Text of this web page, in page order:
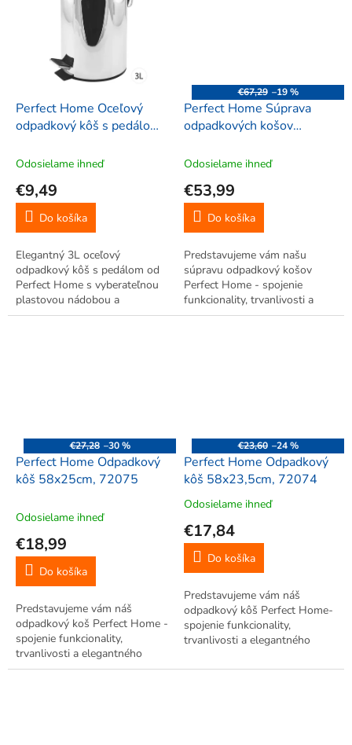
Perfect Home Oceľový
odpadkový kôš s pedálom
Odosielame ihneď
€9,49
Do košíka
Elegantný 3L oceľový
odpadkový kôš s pedálom od
Perfect Home s vyberateľnou
plastovou nádobou a
praktickým uchom. Hygienické
€67,29 –19 %
Perfect Home Súprava
odpadkových košov
33000
Odosielame ihneď
€53,99
Do košíka
Predstavujeme vám našu
súpravu odpadkový košov
Perfect Home - spojenie
funkcionality, trvanlivosti a
elegantného dizajnu.
€27,28 –30 %
Perfect Home Odpadkový
kôš 58x25cm, 72075
Odosielame ihneď
€18,99
Do košíka
Predstavujeme vám náš
odpadkový koš Perfect Home -
spojenie funkcionality,
trvanlivosti a elegantného
dizajnu.
€23,60 –24 %
Perfect Home Odpadkový
kôš 58x23,5cm, 72074
Priemerné
hodnotenie
produktu
5,0
5
hviezdičiek.
Odosielame ihneď
€17,84
Do košíka
Predstavujeme vám náš
odpadkový kôš Perfect Home-
spojenie funkcionality,
trvanlivosti a elegantného